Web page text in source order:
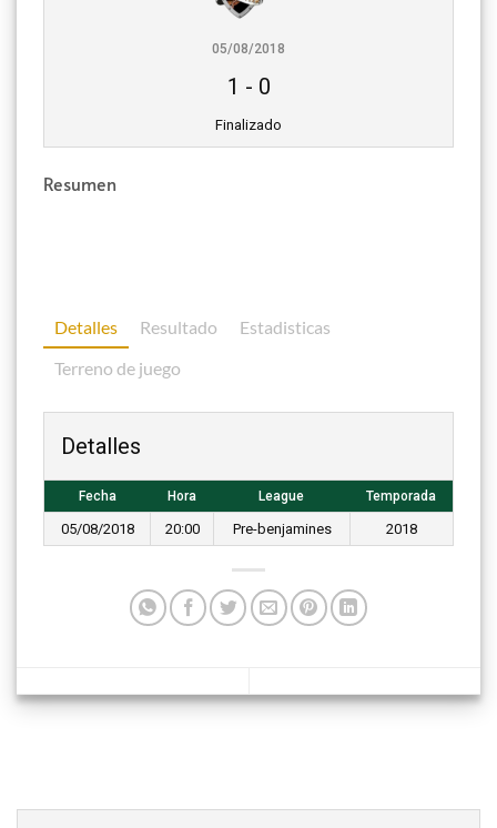
05/08/2018
1 - 0
Finalizado
Resumen
Detalles Resultado
Estadisticas
Terreno de juego
Detalles
Fecha Hora League Temporada
05/08/2018 20:00 Pre-benjamines 2018